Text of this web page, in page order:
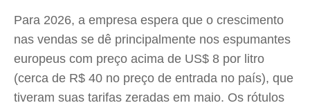
Para 2026, a empresa espera que o crescimento
nas vendas se dê principalmente nos espumantes
europeus com preço acima de US$ 8 por litro
(cerca de R$ 40 no preço de entrada no país), que
tiveram suas tarifas zeradas em maio. Os rótulos